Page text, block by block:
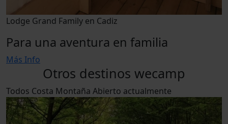
Lodge Grand Family en Cadiz
Para una aventura en familia
Más Info
Otros destinos wecamp
Todos Costa Montaña Abierto actualmente